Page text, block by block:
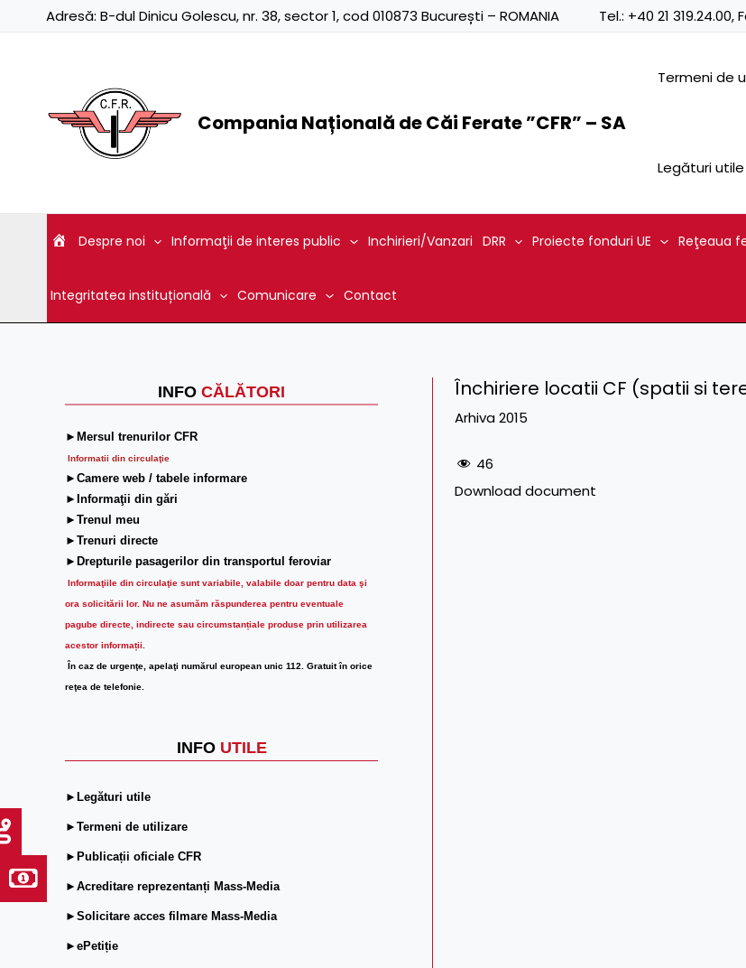
Adresă: B-dul Dinicu Golescu, nr. 38, sector 1, cod 010873 București – ROMANIA Tel.: +40 21 319.24.00,
Compania Națională de Căi Ferate ”CFR” – SA
Termeni de
Legături utile
Despre noi Informaţii de interes public Inchirieri/Vanzari DRR Proiecte fonduri UE Reţeaua
Integritatea instituțională Comunicare Contact
INFO CĂLĂTORI
►Mersul trenurilor CFR
Informatii din circulaţie
►Camere web / tabele informare
►Informaţii din gări
►Trenul meu
►Trenuri directe
►Drepturile pasagerilor din transportul feroviar
Informaţiile din circulaţie sunt variabile, valabile doar pentru data şi
ora solicitării lor. Nu ne asumăm răspunderea pentru eventuale
pagube directe, indirecte sau circumstanțiale produse prin utilizarea
acestor informații.
În caz de urgenţe, apelaţi numărul european unic 112. Gratuit în orice
reţea de telefonie.
INFO UTILE
►Legături utile
►Termeni de utilizare
►Publicații oficiale CFR
►Acreditare reprezentanți Mass-Media
►Solicitare acces filmare Mass-Media
►ePetiție
Închiriere locatii CF (spatii si
Arhiva 2015
46
Download document